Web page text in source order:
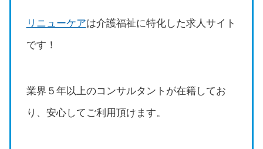
リニューケアは介護福祉に特化した求人サイト
です！
業界５年以上のコンサルタントが在籍してお
り、安心してご利用頂けます。